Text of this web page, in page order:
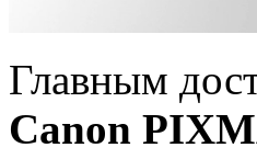
Главным
Canon